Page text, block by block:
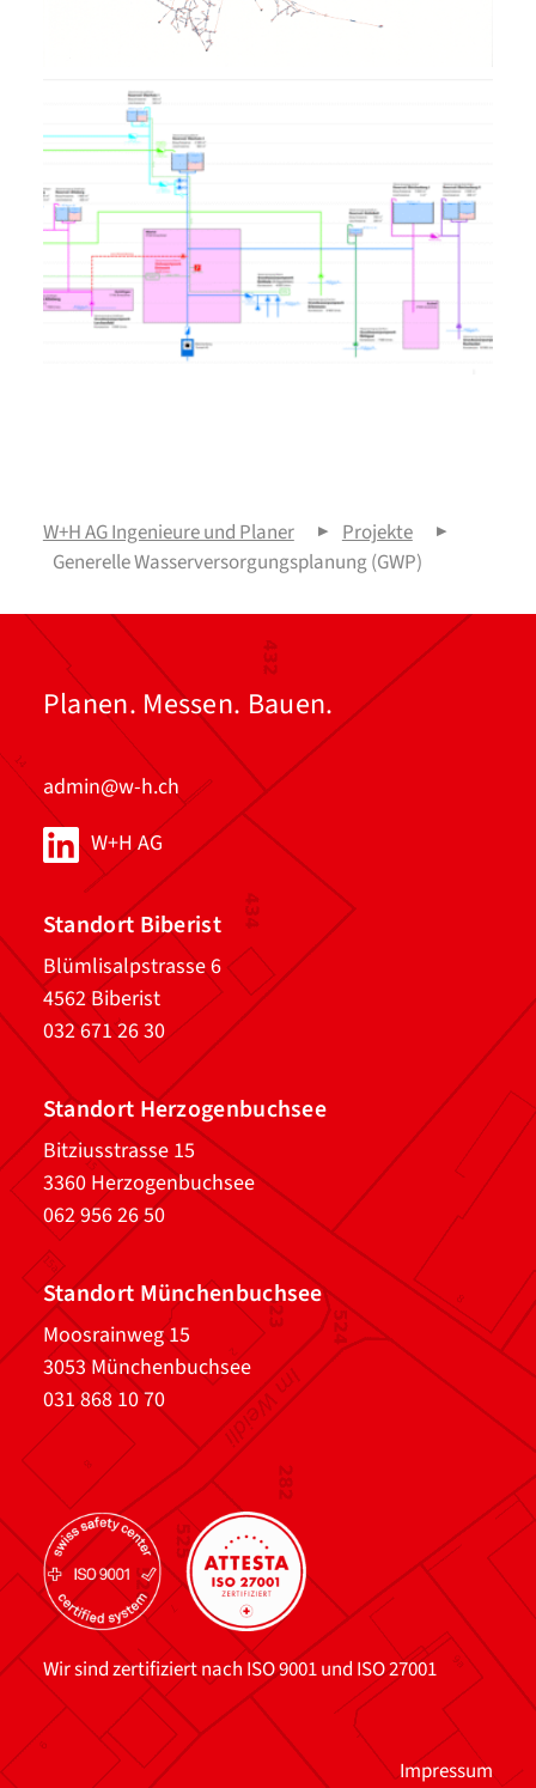
W+H AG Ingenieure und Planer ▶ Projekte
▶
Generelle Wasserversorgungsplanung (GWP)
Planen. Messen. Bauen.
admin@w-h.ch
W+H AG
Standort Biberist
Blümlisalpstrasse 6
4562 Biberist
032 671 26 30
Standort Herzogenbuchsee
Bitziusstrasse 15
3360 Herzogenbuchsee
062 956 26 50
Standort Münchenbuchsee
Moosrainweg 15
3053 Münchenbuchsee
031 868 10 70
Wir sind zertifiziert nach ISO 9001 und ISO 27001
Impressum